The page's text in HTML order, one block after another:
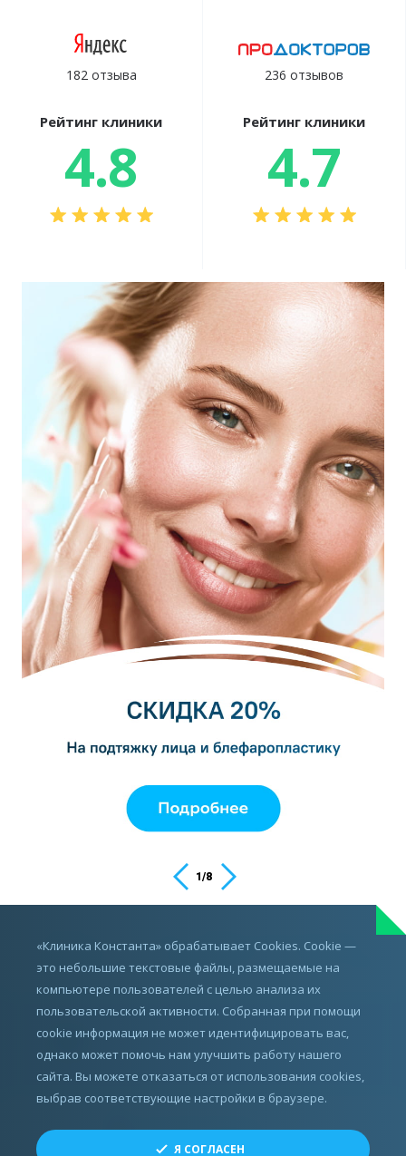
182 отзыва
Рейтинг клиники
4.8
236 отзывов
Рейтинг клиники
4.7
1/8
ИМЕЮТСЯ ПРОТИВОПОКАЗАНИЯ,
ПРОКОНСУЛЬТИРУЙТЕСЬ С ВРАЧОМ
Все права защищены.
© ЗАО «СМТ», 2010 - 2026
«Клиника Константа» обрабатывает Cookies. Cookie —
это небольшие текстовые файлы, размещаемые на
компьютере пользователей с целью анализа их
пользовательской активности. Собранная при помощи
cookie информация не может идентифицировать вас,
однако может помочь нам улучшить работу нашего
сайта. Вы можете отказаться от использования cookies,
выбрав соответствующие настройки в браузере.
Я СОГЛАСЕН